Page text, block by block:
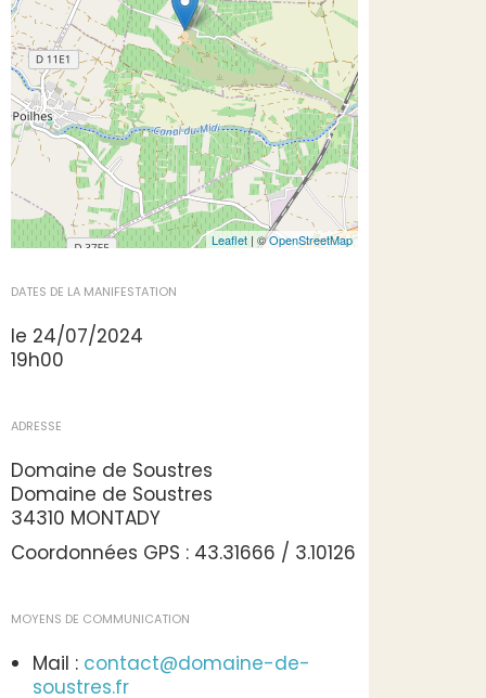
Leaflet | ©OpenStreetMap
DATES DE LA MANIFESTATION
le 24/07/2024
19h00
ADRESSE
Domaine de Soustres
Domaine de Soustres
34310 MONTADY
Coordonnées GPS : 43.31666 / 3.10126
MOYENS DE COMMUNICATION
Mail : contact@domaine-de-
soustres.fr